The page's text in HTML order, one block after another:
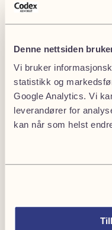
Denne nettsiden
Vi bruker
statistikk og
Google Analytics. Vi
leverandører for
kan når som helst
Ida Sørdalen er
med
av krav. Hun har
Universitetet i
studier ved
bakgrunn fra
ekstra forståelse for
krevende saker. Før
og praktisk